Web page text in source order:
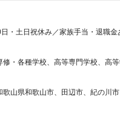
土日祝休み／家族手当・退職金
・各種学校、高等専門学校、高
山県和歌山市、田辺市、紀の川